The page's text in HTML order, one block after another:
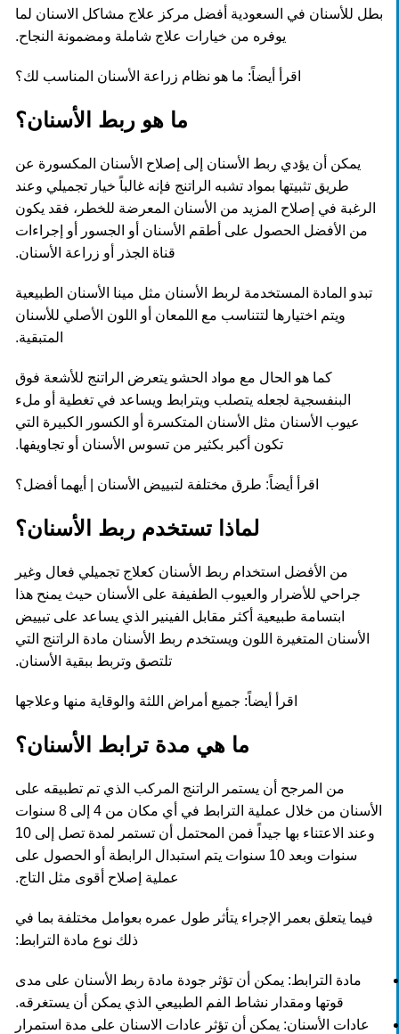
بطل للأسنان في السعودية أفضل مركز علاج مشاكل الاسنان لما
يوفره من خيارات علاج شاملة ومضمونة النجاح.
اقرأ أيضاً: ما هو نظام زراعة الأسنان المناسب لك؟
ما هو ربط الأسنان؟
يمكن أن يؤدي ربط الأسنان إلى إصلاح الأسنان المكسورة عن
طريق تثبيتها بمواد تشبه الراتنج فإنه غالباً خيار تجميلي وعند
الرغبة في إصلاح المزيد من الأسنان المعرضة للخطر، فقد يكون
من الأفضل الحصول على أطقم الأسنان أو الجسور أو إجراءات
قناة الجذر أو زراعة الأسنان.
تبدو المادة المستخدمة لربط الأسنان مثل مينا الأسنان الطبيعية
ويتم اختيارها لتتناسب مع اللمعان أو اللون الأصلي للأسنان
المتبقية.
كما هو الحال مع مواد الحشو يتعرض الراتنج للأشعة فوق
البنفسجية لجعله يتصلب ويترابط ويساعد في تغطية أو ملء
عيوب الأسنان مثل الأسنان المتكسرة أو الكسور الكبيرة التي
تكون أكبر بكثير من تسوس الأسنان أو تجاويفها.
اقرأ أيضاً: طرق مختلفة لتبييض الأسنان | أيهما أفضل؟
لماذا تستخدم ربط الأسنان؟
من الأفضل استخدام ربط الأسنان كعلاج تجميلي فعال وغير
جراحي للأضرار والعيوب الطفيفة على الأسنان حيث يمنح هذا
ابتسامة طبيعية أكثر مقابل الفينير الذي يساعد على تبييض
الأسنان المتغيرة اللون ويستخدم ربط الأسنان مادة الراتنج التي
تلتصق وتربط ببقية الأسنان.
اقرأ أيضاً: جميع أمراض اللثة والوقاية منها وعلاجها
ما هي مدة ترابط الأسنان؟
من المرجح أن يستمر الراتنج المركب الذي تم تطبيقه على
الأسنان من خلال عملية الترابط في أي مكان من 4 إلى 8 سنوات
وعند الاعتناء بها جيداً فمن المحتمل أن تستمر لمدة تصل إلى 10
سنوات وبعد 10 سنوات يتم استبدال الرابطة أو الحصول على
عملية إصلاح أقوى مثل التاج.
فيما يتعلق بعمر الإجراء يتأثر طول عمره بعوامل مختلفة بما في
ذلك نوع مادة الترابط:
مادة الترابط: يمكن أن تؤثر جودة مادة ربط الأسنان على مدى
قوتها ومقدار نشاط الفم الطبيعي الذي يمكن أن يستغرقه.
عادات الأسنان: يمكن أن تؤثر عادات الاسنان على مدة استمرار